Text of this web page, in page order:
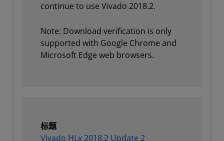
continue to use Vivado 2018.2.
Note: Download verification is only
supported with Google Chrome and
Microsoft Edge web browsers.
标题
Vivado HLx 2018.2 Update 2